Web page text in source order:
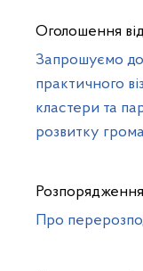
Оголошення
Запрошуємо
практичного
кластери та
розвитку
Про